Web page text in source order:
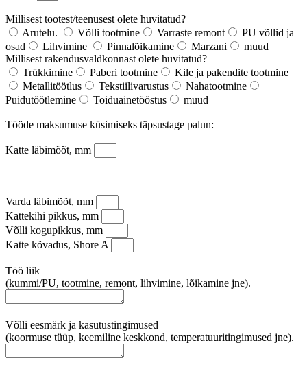
Millisest tootest/teenusest olete huvitatud?
Arutelu.
Võlli tootmine Varraste remont
PU võllid ja
osad
Lihvimine Pinnalõikamine Marzani
muud
Millisest rakendusvaldkonnast olete huvitatud?
Trükkimine
Paberi tootmine
Kile ja pakendite tootmine
Metallitöötlus
Tekstiilivarustus
Nahatootmine
Puidutöötlemine
Toiduainetööstus muud
Tööde maksumuse küsimiseks täpsustage palun:
Katte läbimõõt, mm
Varda läbimõõt, mm
Kattekihi pikkus, mm
Võlli kogupikkus, mm
Katte kõvadus, Shore A
Töö liik
(kummi/PU, tootmine, remont, lihvimine, lõikamine jne).
Võlli eesmärk ja kasutustingimused
(koormuse tüüp, keemiline keskkond, temperatuuritingimused jne).